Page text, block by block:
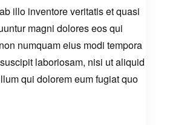
illo inventore veritatis et quasi
magni dolores eos qui
numquam eius modi tempora
laboriosam, nisi ut aliquid
qui dolorem eum fugiat quo